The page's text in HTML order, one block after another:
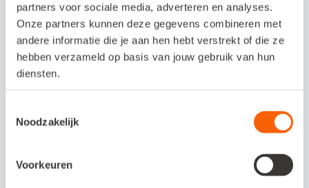
partners voor sociale media, adverteren en analyses.
Onze partners kunnen deze gegevens combineren met
andere informatie die je aan hen hebt verstrekt of die ze
hebben verzameld op basis van jouw gebruik van hun
diensten.
Noodzakelijk
Voorkeuren
Klik hier voor de nieuwsbrief